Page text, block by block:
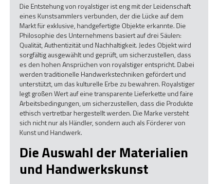
Die Entstehung von royalstiger ist eng mit der Leidenschaft
eines Kunstsammlers verbunden, der die Lücke auf dem
Markt für exklusive, handgefertigte Objekte erkannte. Die
Philosophie des Unternehmens basiert auf drei Säulen:
Qualität, Authentizität und Nachhaltigkeit. Jedes Objekt wird
sorgfältig ausgewählt und geprüft, um sicherzustellen, dass
es den hohen Ansprüchen von royalstiger entspricht. Dabei
werden traditionelle Handwerkstechniken gefördert und
unterstützt, um das kulturelle Erbe zu bewahren. Royalstiger
legt großen Wert auf eine transparente Lieferkette und faire
Arbeitsbedingungen, um sicherzustellen, dass die Produkte
ethisch vertretbar hergestellt werden. Die Marke versteht
sich nicht nur als Händler, sondern auch als Förderer von
Kunst und Handwerk.
Die Auswahl der Materialien
und Handwerkskunst